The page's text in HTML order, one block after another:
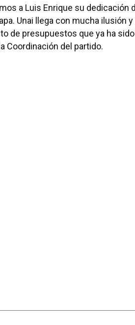
a Luis Enrique su dedicación
Unai llega con mucha ilusión y
de presupuestos que ya ha
Coordinación del partido.